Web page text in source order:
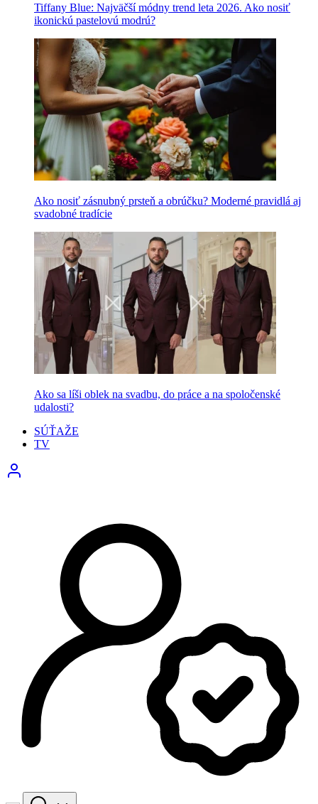
Tiffany Blue: Najväčší módny trend leta 2026. Ako nosiť
ikonickú pastelovú modrú?
Ako nosiť zásnubný prsteň a obrúčku? Moderné pravidlá aj
svadobné tradície
Ako sa líši oblek na svadbu, do práce a na spoločenské
udalosti?
SÚŤAŽE
TV